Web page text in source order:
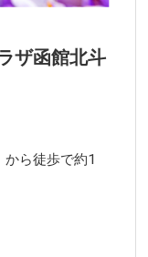
ザ函館北斗
ら徒歩で約1